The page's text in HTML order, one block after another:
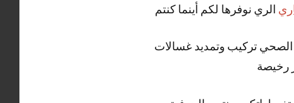
الري نوفرها لكم أينما كنتم
الصحي تركيب وتمديد غسالات
رخيصة